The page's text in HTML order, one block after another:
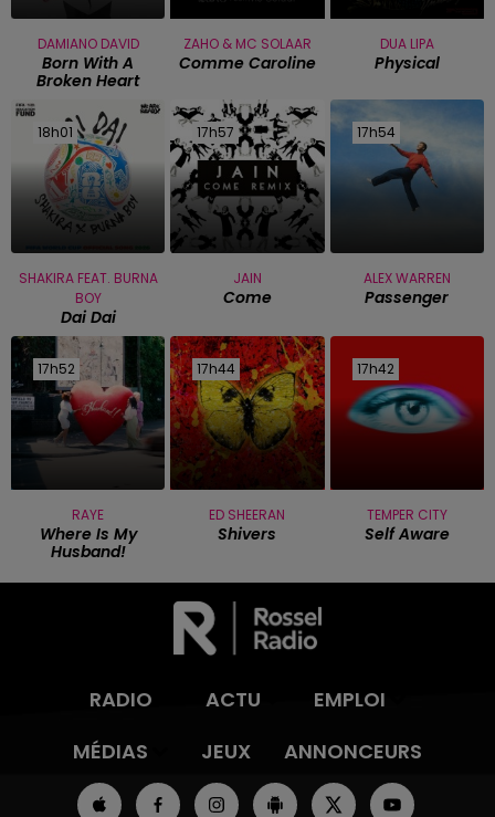
DAMIANO DAVID
Born With A
Broken Heart
ZAHO & MC SOLAAR
Comme Caroline
DUA LIPA
Physical
18h01
18h01
SHAKIRA FEAT. BURNA
BOY
Dai Dai
17h57
17h57
JAIN
Come
17h54
17h54
ALEX WARREN
Passenger
17h52
17h52
RAYE
Where Is My
Husband!
17h44
17h44
ED SHEERAN
Shivers
17h42
17h42
TEMPER CITY
Self Aware
RADIO ACTU
EMPLOI
MÉDIAS
JEUX ANNONCEURS